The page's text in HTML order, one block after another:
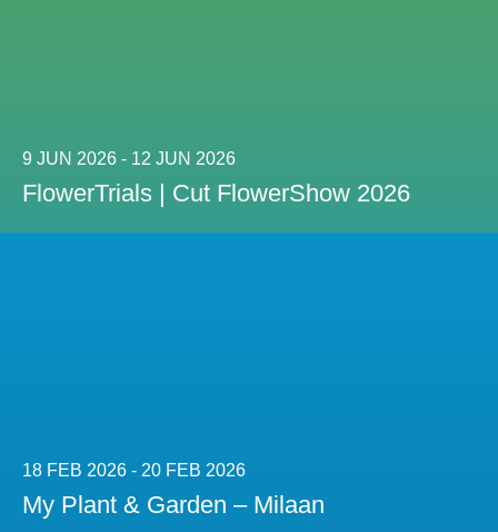
9 JUN 2026 - 12 JUN 2026
FlowerTrials | Cut FlowerShow 2026
18 FEB 2026 - 20 FEB 2026
My Plant & Garden – Milaan